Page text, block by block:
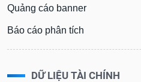
Quảng cáo banner
Báo cáo phân tích
DỮ LIỆU TÀI CHÍNH